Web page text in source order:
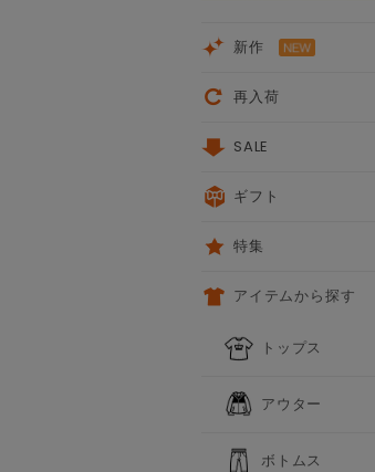
新作
再入荷
SALE
ギフト
特集
アイテムから探す
トップス
アウター
ボトムス